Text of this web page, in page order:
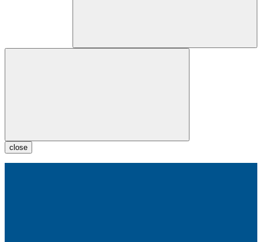
close